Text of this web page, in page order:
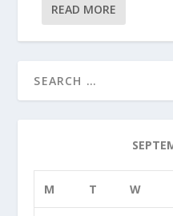
READ MORE
M T W